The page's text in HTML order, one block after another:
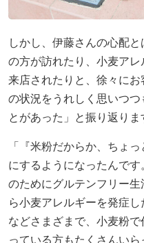
しかし、伊藤さんの心配
の方が訪れたり、小麦ア
来店されたりと、徐々に
の状況をうれしく思いつ
とがあった」と振り返りま
「『米粉だからか、ちょ
にするようになったんで
のためにグルテンフリー
ら小麦アレルギーを発症
などさまざまで、小麦粉
っている方もたくさんい